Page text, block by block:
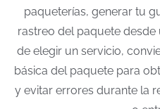
paqueterías, generar tu
rastreo del paquete
de elegir un servicio,
básica del paquete para
y evitar errores durante la